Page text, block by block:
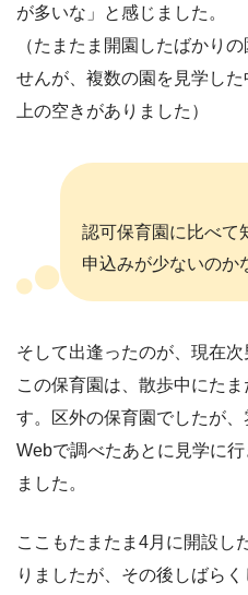
が多いな」と感じました。
（たまたま開園したばかり
せんが、複数の園を見学し
上の空きがありました）
認可保育園に比べて
申込みが少ないのか
そして出逢ったのが、現在次
この保育園は、散歩中にた
す。区外の保育園でしたが
Webで調べたあとに見学に
ました。
ここもたまたま4月に開設し
りましたが、その後しばら